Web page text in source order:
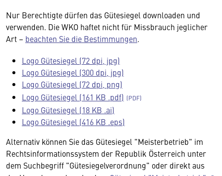
Nur Berechtigte dürfen das Gütesiegel downloaden und
verwenden. Die WKO haftet nicht für Missbrauch jeglicher
Art – beachten Sie die Bestimmungen.
Logo Gütesiegel (72 dpi, jpg)
Logo Gütesiegel (300 dpi, jpg)
Logo Gütesiegel (72 dpi, png)
Logo Gütesiegel (161 KB .pdf)
Logo Gütesiegel (18 KB .ai)
Logo Gütesiegel (416 KB .eps)
Alternativ können Sie das Gütesiegel "Meisterbetrieb" im
Rechtsinformationssystem der Republik Österreich unter
dem Suchbegriff "Gütesiegelverordnung" oder direkt aus